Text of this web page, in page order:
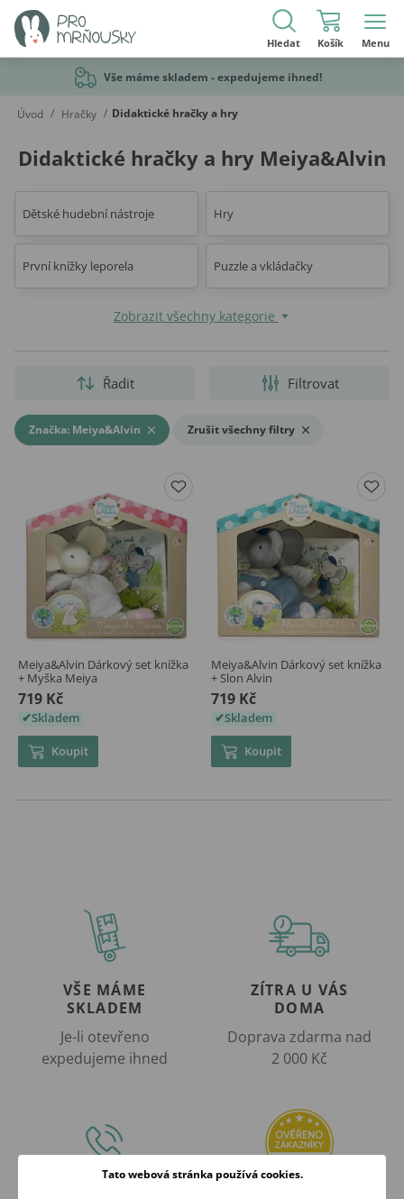
Hledat Košík Menu
Vše máme skladem - expedujeme ihned!
Úvod / Hračky / Didaktické hračky a hry
Didaktické hračky a hry Meiya&Alvin
Dětské hudební nástroje Hry
První knížky leporela Puzzle a vkládačky
Zobrazit všechny kategorie
Filtrovat
Řadit
Značka: Meiya&Alvin Zrušit všechny filtry
Meiya&Alvin Dárkový set knížka
+ Myška Meiya
719 Kč
Skladem
Koupit
Meiya&Alvin Dárkový set knížka
+ Slon Alvin
719 Kč
Skladem
Koupit
VŠE MÁME
SKLADEM
Je-li otevřeno
expedujeme ihned
ZÍTRA U VÁS
DOMA
Doprava zdarma nad
2 000 Kč
Tato webová stránka používá cookies.